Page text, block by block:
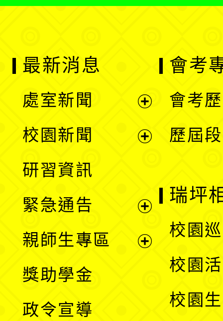
最新消息
處室新聞
單
校園新聞
選
單
研習資訊
緊急通告
親師生專區
獎助學金
政令宣導
會考
會考
歷屆
瑞坪
校園
校園
校園